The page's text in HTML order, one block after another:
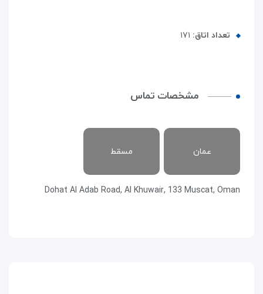
تعداد اتاق: ۱۷۱
مشخصات تماس
عمان مسقط
Dohat Al Adab Road, Al Khuwair, 133 Muscat, Oman